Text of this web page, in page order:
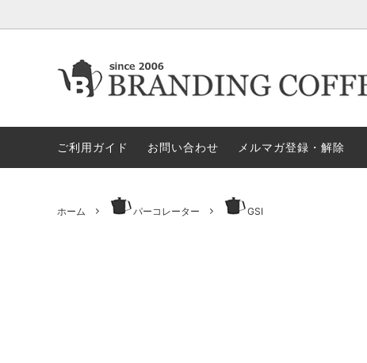
ロー
電動ミル ペー
モカ＝マキネッタ
セット商品 ハリオ新
GLOCAL STANDARD PRODUCTS
ご利用ガイド お問い合わせ メルマガ登録・解除
ホーム パーコレーター GSI